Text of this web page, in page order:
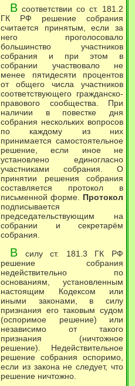
В соответствии со ст. 181.2
ГК РФ решение собрания
считается принятым, если за
него проголосовало
большинство участников
собрания и при этом в
собрании участвовало не
менее пятидесяти процентов
от общего числа участников
соответствующего гражданско-
правового сообщества. При
наличии в повестке дня
собрания нескольких вопросов
по каждому из них
принимается самостоятельное
решение, если иное не
установлено единогласно
участниками собрания. О
принятии решения собрания
составляется протокол в
письменной форме. Протокол
подписывается
председательствующим на
собрании и секретарём
собрания.
В силу ст. 181.3 ГК РФ
решение собрания
недействительно по
основаниям, установленным
настоящим Кодексом или
иными законами, в силу
признания его таковым судом
(оспоримое решение) или
независимо от такого
признания (ничтожное
решение). Недействительное
решение собрания оспоримо,
если из закона не следует, что
решение ничтожно.